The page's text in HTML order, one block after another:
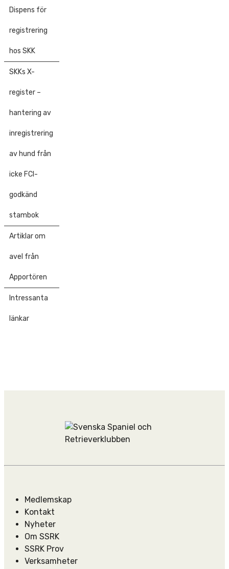
Dispens för
registrering
hos SKK
SKKs X-
register –
hantering av
inregistrering
av hund från
icke FCI-
godkänd
stambok
Artiklar om
avel från
Apportören
Intressanta
länkar
Medlemskap
Kontakt
Nyheter
Om SSRK
SSRK Prov
Verksamheter